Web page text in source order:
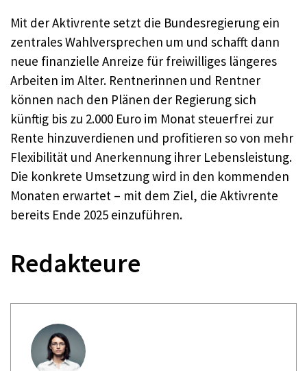
Mit der Aktivrente setzt die Bundesregierung ein
zentrales Wahlversprechen um und schafft dann
neue finanzielle Anreize für freiwilliges längeres
Arbeiten im Alter. Rentnerinnen und Rentner
können nach den Plänen der Regierung sich
künftig bis zu 2.000 Euro im Monat steuerfrei zur
Rente hinzuverdienen und profitieren so von mehr
Flexibilität und Anerkennung ihrer Lebensleistung.
Die konkrete Umsetzung wird in den kommenden
Monaten erwartet – mit dem Ziel, die Aktivrente
bereits Ende 2025 einzuführen.
Redakteure